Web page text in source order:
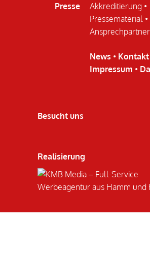
Presse
Akkreditierung •
Pressematerial •
Ansprechpartner
News • Kontakt
Impressum •
Besucht uns
Realisierung